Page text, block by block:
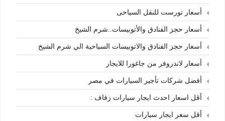
أسعار تورست للنقل السياحى
أسعار حجز الفنادق والأتوبيسات..شرم الشيخ
أسعار حجز الفنادق والاتوبيسات السياحية الي شرم الشيخ
أسعار لاندروفر من جاغورا للايجار
أفضل شركات تأجير السيارات في مصر
أقل اسعار احدث ايجار سيارات زفاف :
أقل سعر ايجار سيارات